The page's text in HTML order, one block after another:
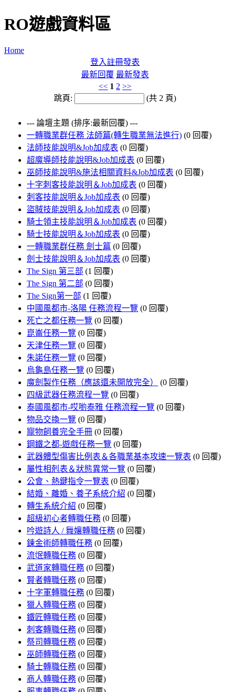
RO遊戲資料區
Home
登入註冊發表
最新回覆 最新發表
<< 1 2 >>
跳頁:
(共 2 頁)
--- 論壇主題 (排序:最新回覆) ---
一轉職業群任務 法師篇(轉生職業無法進行) (0 回覆)
法師技能說明&Job加成表 (0 回覆)
超魔導師技能說明&Job加成表 (0 回覆)
巫師技能說明&施法相關資料&Job加成表 (0 回覆)
十字刺客技能說明＆Job加成表 (0 回覆)
刺客技能說明＆Job加成表 (0 回覆)
盜賊技能說明＆Job加成表 (0 回覆)
騎士領主技能說明＆Job加成表 (0 回覆)
騎士技能說明＆Job加成表 (0 回覆)
一轉職業群任務 劍士篇 (0 回覆)
劍士技能說明＆Job加成表 (0 回覆)
The Sign 第三部 (1 回覆)
The Sign 第二部 (0 回覆)
The Sign第一部 (1 回覆)
中國風都市-洛陽 任務流程一覽 (0 回覆)
死亡之都任務一覽 (0 回覆)
崑崙任務一覽 (0 回覆)
天津任務一覽 (0 回覆)
朱諾任務一覽 (0 回覆)
烏龜島任務一覽 (0 回覆)
魔劍製作任務（應該還未開放完全）
(0 回覆)
四級武器任務流程一覽 (0 回覆)
泰國風都市-哎喲泰雅 任務流程一覽 (0 回覆)
物品交換一覽 (0 回覆)
寵物飼養完全手冊 (0 回覆)
鋼鐵之都-遊戲任務一覽 (0 回覆)
武器體型傷害比例表＆各職業基本攻速一覽表 (0 回覆)
屬性相剋表＆狀態異常一覽 (0 回覆)
公會、熱鍵指令一覽表 (0 回覆)
結婚、離婚、養子系統介紹 (0 回覆)
轉生系統介紹 (0 回覆)
超級初心者轉職任務 (0 回覆)
吟遊詩人 / 舞孃轉職任務 (0 回覆)
鍊金術師轉職任務 (0 回覆)
流氓轉職任務 (0 回覆)
武道家轉職任務 (0 回覆)
賢者轉職任務 (0 回覆)
十字軍轉職任務 (0 回覆)
獵人轉職任務 (0 回覆)
鐵匠轉職任務 (0 回覆)
刺客轉職任務 (0 回覆)
祭司轉職任務 (0 回覆)
巫師轉職任務 (0 回覆)
騎士轉職任務 (0 回覆)
商人轉職任務 (0 回覆)